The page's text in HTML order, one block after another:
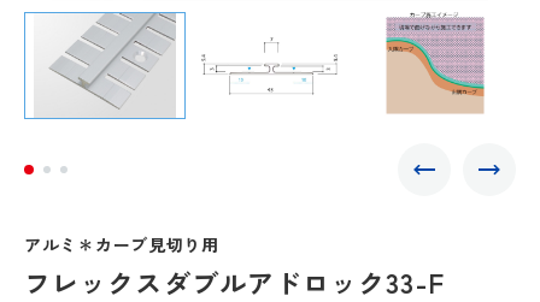
アルミ＊カーブ見切り用
フレックスダブルアドロック33-F